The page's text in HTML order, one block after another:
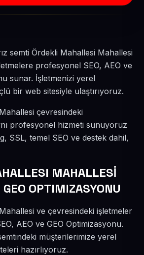
semti Ördekli Mahallesi Mahallesi
profesyonel SEO, AEO ve
sunar. İşletmenizi yerel
bir web sitesiyle ulaştırıyoruz.
çevresindeki
profesyonel hizmeti sunuyoruz
SSL, temel SEO ve destek dahil,
MAHALLESİ
GEO OPTIMIZASYONU
ve çevresindeki işletmeler
AEO ve GEO Optimizasyonu.
müşterilerimize yerel
hazırlıyoruz.